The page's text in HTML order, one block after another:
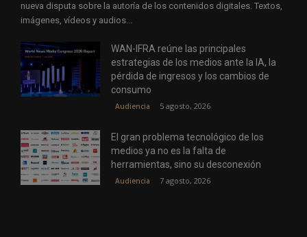
nueva disputa sobre la autoría de los contenidos digitales. Textos,
imágenes, vídeos y audios...
WAN-IFRA reúne las principales
estrategias de los medios ante la IA, la
pérdida de ingresos y los cambios de
consumo
Audiencia 5 agosto, 2026
El gran problema tecnológico de los
medios ya no es la falta de
herramientas, sino su desconexión
Audiencia 7 agosto, 2026